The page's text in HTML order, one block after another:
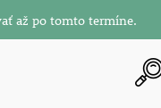
až po tomto termíne.